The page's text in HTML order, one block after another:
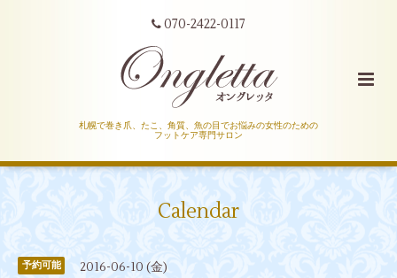
070-2422-0117
札幌で巻き爪、たこ、角質、魚の目でお悩みの女性のための
フットケア専門サロン
Calendar
予約可能 2016-06-10 (金)